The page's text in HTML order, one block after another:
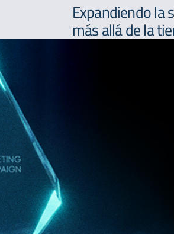
Expandiendo la
más allá de la